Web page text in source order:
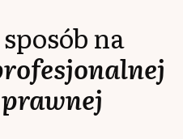
na